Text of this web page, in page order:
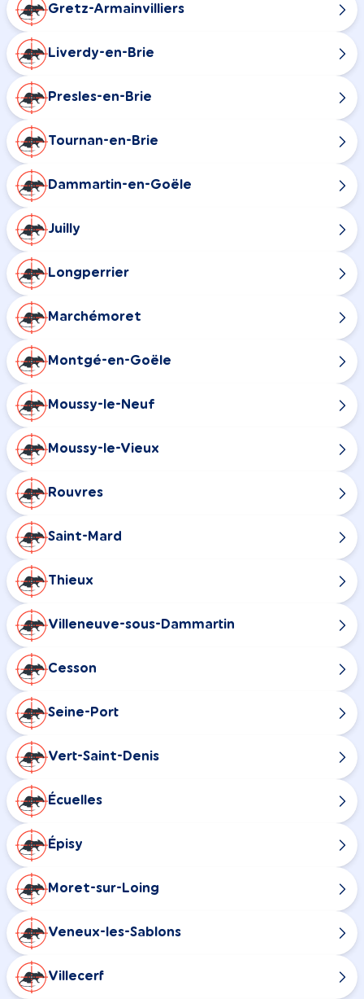
Gretz-Armainvilliers
Liverdy-en-Brie
Presles-en-Brie
Tournan-en-Brie
Dammartin-en-Goële
Juilly
Longperrier
Marchémoret
Montgé-en-Goële
Moussy-le-Neuf
Moussy-le-Vieux
Rouvres
Saint-Mard
Thieux
Villeneuve-sous-Dammartin
Cesson
Seine-Port
Vert-Saint-Denis
Écuelles
Épisy
Moret-sur-Loing
Veneux-les-Sablons
Villecerf